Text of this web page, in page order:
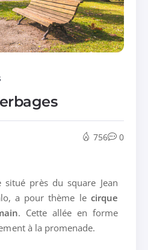
756 0
situé près du square Jean
a pour thème le cirque
. Cette allée en forme
à la promenade.